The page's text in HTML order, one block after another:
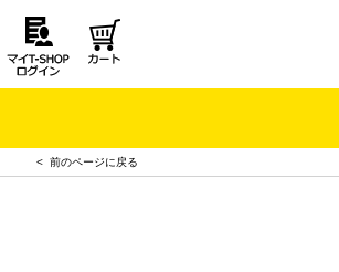
< 前のページに戻る